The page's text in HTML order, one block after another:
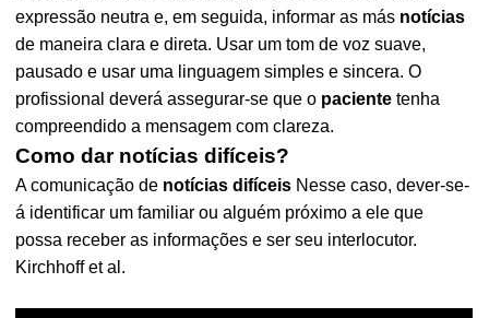
expressão neutra e, em seguida, informar as más notícias
de maneira clara e direta. Usar um tom de voz suave,
pausado e usar uma linguagem simples e sincera. O
profissional deverá assegurar-se que o paciente tenha
compreendido a mensagem com clareza.
Como dar notícias difíceis?
A comunicação de notícias difíceis Nesse caso, dever-se-
á identificar um familiar ou alguém próximo a ele que
possa receber as informações e ser seu interlocutor.
Kirchhoff et al.